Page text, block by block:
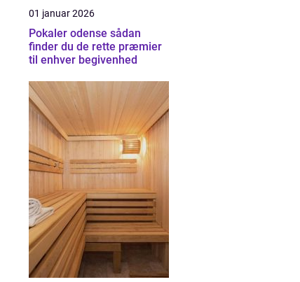
01 januar 2026
Pokaler odense sådan
finder du de rette præmier
til enhver begivenhed